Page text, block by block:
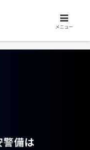
ティスコム株式会社は、安
2022.04.11
備は
メニュー